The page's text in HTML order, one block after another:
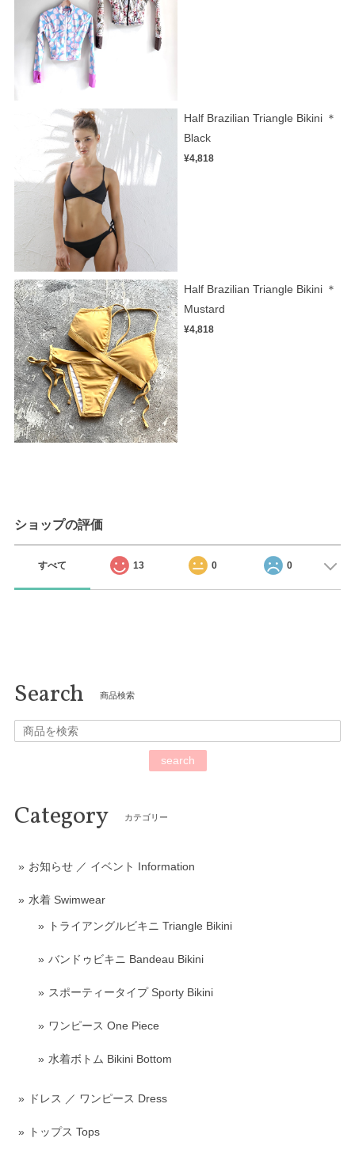
Half Brazilian Triangle Bikini ＊
Black
¥4,818
Half Brazilian Triangle Bikini ＊
Mustard
¥4,818
ショップの評価
すべて 13 0 0
Search 商品検索
search
Category カテゴリー
お知らせ ／ イベント Information
水着 Swimwear
トライアングルビキニ Triangle Bikini
バンドゥビキニ Bandeau Bikini
スポーティータイプ Sporty Bikini
ワンピース One Piece
水着ボトム Bikini Bottom
ドレス ／ ワンピース Dress
トップス Tops